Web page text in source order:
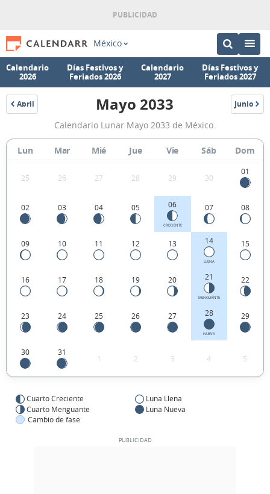
México
Calendario
2026
Días Festivos y
Feriados 2026
Calendario
2027
Días Festivos y
Feriados 2027
Abril
2033
Calendario
Lunar
Mayo
México.
Mayo 2033 Junio
2033
Calendario Lunar Mayo 2033 de México.
Lun Mar Mié Jue Vie Sáb Dom
25 26 27 28 29 30
01
02 03 04 05 06
CRECIENTE
07 08
09 10 11 12 13 14
LLENA
15
16 17 18 19 20 21
MENGUANTE
22
23 24 25 26 27 28
NUEVA
29
30 31
1 2 3 4 5
Cuarto Creciente
Luna Llena
Cuarto Menguante
Luna Nueva
Cambio de fase